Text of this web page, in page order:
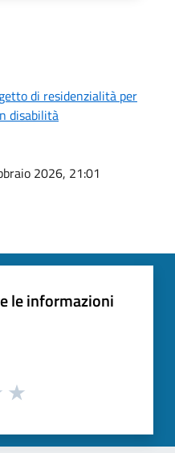
di residenzialità per
disabilità
2026, 21:01
le informazioni